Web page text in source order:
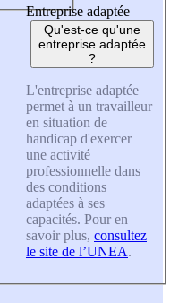
Entreprise adaptée
Qu'est-ce qu'une
entreprise adaptée
?
L'entreprise adaptée
permet à un travailleur
en situation de
handicap d'exercer
une activité
professionnelle dans
des conditions
adaptées à ses
capacités. Pour en
savoir plus, consultez
le site de l’UNEA.